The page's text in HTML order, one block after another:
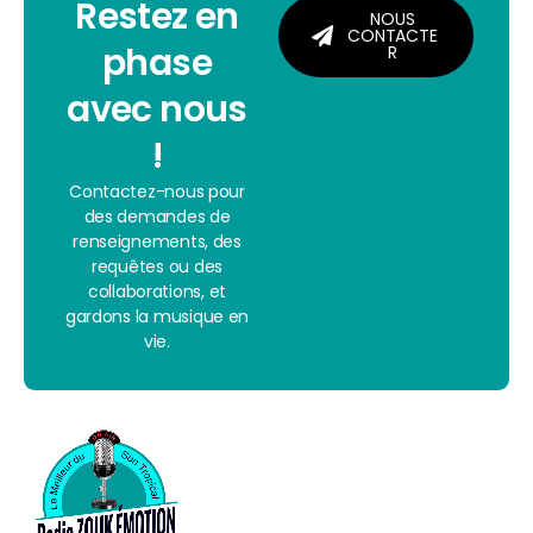
YouTube Channel
Podcast
GMG Network
GMG Network Pro
Événements
VIP Zone
À l’antenne
100% Hits
Restez en
phase
avec nous
!
Contactez-nous pour
des demandes de
renseignements, des
requêtes ou des
collaborations, et
gardons la musique en
vie.
NOUS
CONTACTE
R